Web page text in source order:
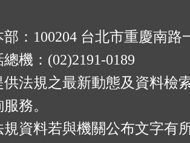
：100204 台北市重慶南路
機：(02)2191-0189
供法規之最新動態及資料檢
務。
規資料若與機關公布文字有